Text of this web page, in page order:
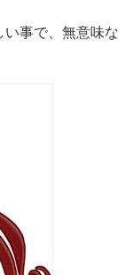
い事で、無意味な